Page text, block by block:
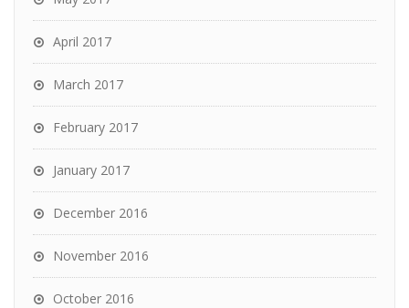
April 2017
March 2017
February 2017
January 2017
December 2016
November 2016
October 2016